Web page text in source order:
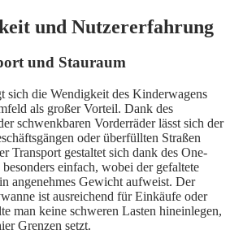
und Nutzererfahrung
und Stauraum
sich die Wendigkeit des Kinderwagens
als großer Vorteil. Dank des
schwenkbaren Vorderräder lässt sich der
oder überfüllten Straßen
Transport gestaltet sich dank des One-
einfach, wobei der gefaltete
angenehmes Gewicht aufweist. Der
ist ausreichend für Einkäufe oder
man keine schweren Lasten hineinlegen,
Grenzen setzt.